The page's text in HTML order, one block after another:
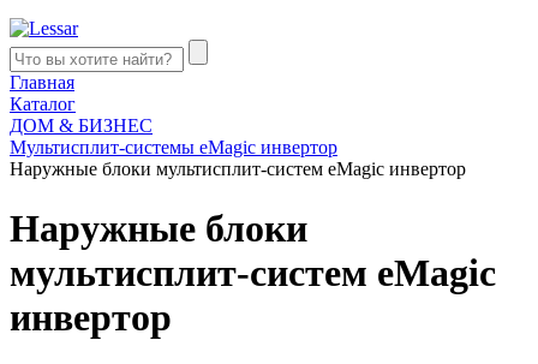
Главная
Каталог
ДОМ & БИЗНЕС
Мультисплит-системы eMagic инвертор
Наружные блоки мультисплит-систем eMagic инвертор
Наружные блоки
мультисплит-систем eMagic
инвертор